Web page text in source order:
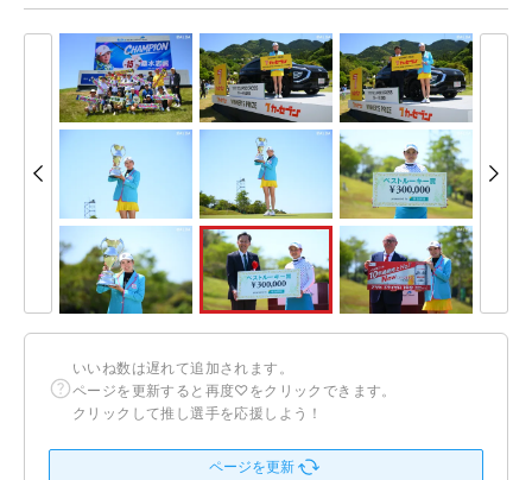
いいね数は遅れて追加されます。
ページを更新すると再度♡をクリックできます。
クリックして推し選手を応援しよう！
ページを更新